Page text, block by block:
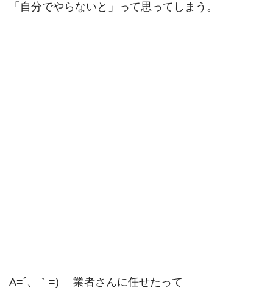
「自分でやらないと」って思ってしまう。
A=´、｀=)ゞ 業者さんに任せたって